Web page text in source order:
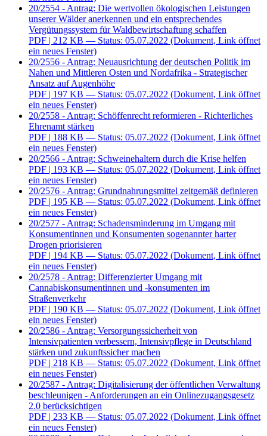
20/2554 - Antrag: Die wertvollen ökologischen Leistungen
unserer Wälder anerkennen und ein entsprechendes
Vergütungssystem für Waldbewirtschaftung schaffen
PDF | 212 KB — Status: 05.07.2022 (Dokument, Link öffnet
ein neues Fenster)
20/2556 - Antrag: Neuausrichtung der deutschen Politik im
Nahen und Mittleren Osten und Nordafrika - Strategischer
Ansatz auf Augenhöhe
PDF | 197 KB — Status: 05.07.2022 (Dokument, Link öffnet
ein neues Fenster)
20/2558 - Antrag: Schöffenrecht reformieren - Richterliches
Ehrenamt stärken
PDF | 188 KB — Status: 05.07.2022 (Dokument, Link öffnet
ein neues Fenster)
20/2566 - Antrag: Schweinehaltern durch die Krise helfen
PDF | 193 KB — Status: 05.07.2022 (Dokument, Link öffnet
ein neues Fenster)
20/2576 - Antrag: Grundnahrungsmittel zeitgemäß definieren
PDF | 195 KB — Status: 05.07.2022 (Dokument, Link öffnet
ein neues Fenster)
20/2577 - Antrag: Schadensminderung im Umgang mit
Konsumentinnen und Konsumenten sogenannter harter
Drogen priorisieren
PDF | 194 KB — Status: 05.07.2022 (Dokument, Link öffnet
ein neues Fenster)
20/2578 - Antrag: Differenzierter Umgang mit
Cannabiskonsumentinnen und -konsumenten im
Straßenverkehr
PDF | 190 KB — Status: 05.07.2022 (Dokument, Link öffnet
ein neues Fenster)
20/2586 - Antrag: Versorgungssicherheit von
Intensivpatienten verbessern, Intensivpflege in Deutschland
stärken und zukunftssicher machen
PDF | 218 KB — Status: 05.07.2022 (Dokument, Link öffnet
ein neues Fenster)
20/2587 - Antrag: Digitalisierung der öffentlichen Verwaltung
beschleunigen - Anforderungen an ein Onlinezugangsgesetz
2.0 berücksichtigen
PDF | 233 KB — Status: 05.07.2022 (Dokument, Link öffnet
ein neues Fenster)